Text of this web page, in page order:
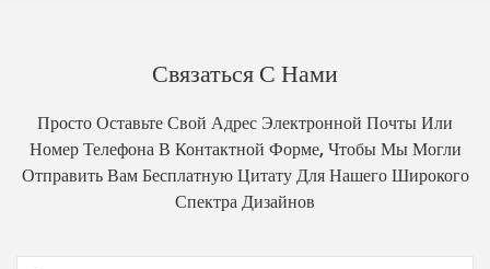
Связаться С Нами
Просто Оставьте Свой Адрес Электронной Почты Или
Номер Телефона В Контактной Форме, Чтобы Мы Могли
Отправить Вам Бесплатную Цитату Для Нашего Широкого
Спектра Дизайнов